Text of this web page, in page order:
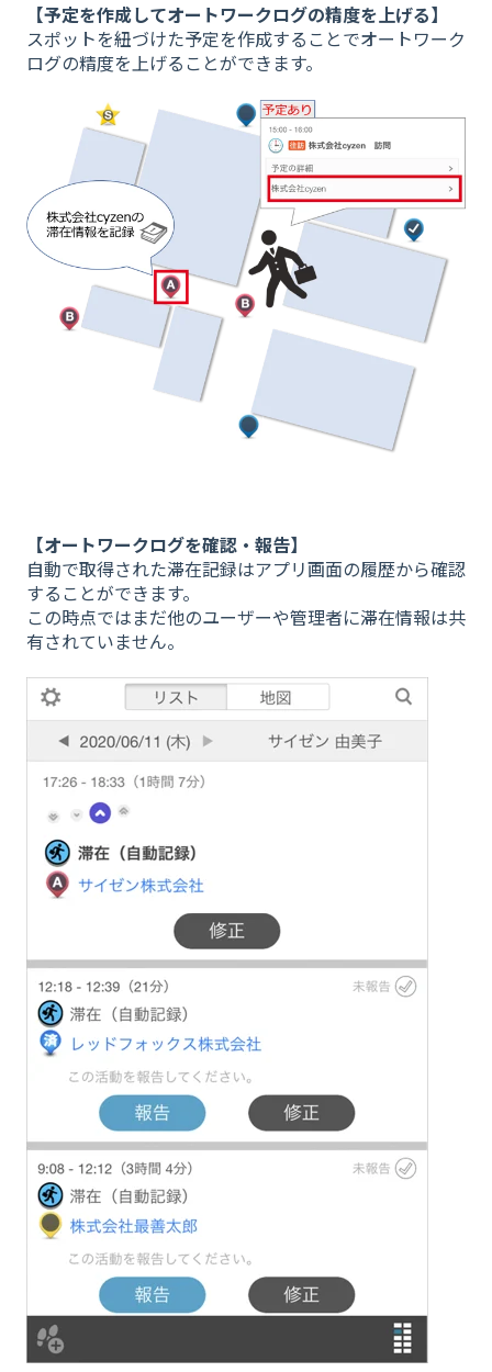
【予定を作成してオートワークログの精度を上げる】
スポットを紐づけた予定を作成することでオートワーク
ログの精度を上げることができます。
【オートワークログを確認・報告】
自動で取得された滞在記録はアプリ画面の履歴から確認
することができます。
この時点ではまだ他のユーザーや管理者に滞在情報は共
有されていません。